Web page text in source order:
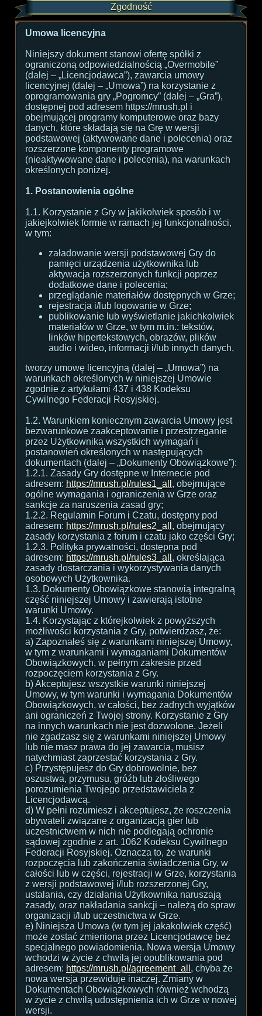
Zgodność
Umowa licencyjna
Niniejszy dokument stanowi ofertę spółki z
ograniczoną odpowiedzialnością „Overmobile”
(dalej – „Licencjodawca”), zawarcia umowy
licencyjnej (dalej – „Umowa”) na korzystanie z
oprogramowania gry „Pogromcy” (dalej – „Gra”),
dostępnej pod adresem https://mrush.pl i
obejmującej programy komputerowe oraz bazy
danych, które składają się na Grę w wersji
podstawowej (aktywowane dane i polecenia) oraz
rozszerzone komponenty programowe
(nieaktywowane dane i polecenia), na warunkach
określonych poniżej.
1. Postanowienia ogólne
1.1. Korzystanie z Gry w jakikolwiek sposób i w
jakiejkolwiek formie w ramach jej funkcjonalności,
w tym:
załadowanie wersji podstawowej Gry do
pamięci urządzenia użytkownika lub
aktywacja rozszerzonych funkcji poprzez
dodatkowe dane i polecenia;
przeglądanie materiałów dostępnych w Grze;
rejestracja i/lub logowanie w Grze;
publikowanie lub wyświetlanie jakichkolwiek
materiałów w Grze, w tym m.in.: tekstów,
linków hipertekstowych, obrazów, plików
audio i wideo, informacji i/lub innych danych,
tworzy umowę licencyjną (dalej – „Umowa”) na
warunkach określonych w niniejszej Umowie
zgodnie z artykułami 437 i 438 Kodeksu
Cywilnego Federacji Rosyjskiej.
1.2. Warunkiem koniecznym zawarcia Umowy jest
bezwarunkowe zaakceptowanie i przestrzeganie
przez Użytkownika wszystkich wymagań i
postanowień określonych w następujących
dokumentach (dalej – „Dokumenty Obowiązkowe”):
1.2.1. Zasady Gry dostępne w Internecie pod
adresem: https://mrush.pl/rules1_all , obejmujące
ogólne wymagania i ograniczenia w Grze oraz
sankcje za naruszenia zasad gry;
1.2.2. Regulamin Forum i Czatu, dostępny pod
adresem: https://mrush.pl/rules2_all , obejmujący
zasady korzystania z forum i czatu jako części Gry;
1.2.3. Polityka prywatności, dostępna pod
adresem: https://mrush.pl/rules3_all , określająca
zasady dostarczania i wykorzystywania danych
osobowych Użytkownika.
1.3. Dokumenty Obowiązkowe stanowią integralną
część niniejszej Umowy i zawierają istotne
warunki Umowy.
1.4. Korzystając z którejkolwiek z powyższych
możliwości korzystania z Gry, potwierdzasz, że:
a) Zapoznałeś się z warunkami niniejszej Umowy,
w tym z warunkami i wymaganiami Dokumentów
Obowiązkowych, w pełnym zakresie przed
rozpoczęciem korzystania z Gry.
b) Akceptujesz wszystkie warunki niniejszej
Umowy, w tym warunki i wymagania Dokumentów
Obowiązkowych, w całości, bez żadnych wyjątków
ani ograniczeń z Twojej strony. Korzystanie z Gry
na innych warunkach nie jest dozwolone. Jeżeli
nie zgadzasz się z warunkami niniejszej Umowy
lub nie masz prawa do jej zawarcia, musisz
natychmiast zaprzestać korzystania z Gry.
c) Przystępujesz do Gry dobrowolnie, bez
oszustwa, przymusu, gróźb lub złośliwego
porozumienia Twojego przedstawiciela z
Licencjodawcą.
d) W pełni rozumiesz i akceptujesz, że roszczenia
obywateli związane z organizacją gier lub
uczestnictwem w nich nie podlegają ochronie
sądowej zgodnie z art. 1062 Kodeksu Cywilnego
Federacji Rosyjskiej. Oznacza to, że warunki
rozpoczęcia lub zakończenia świadczenia Gry, w
całości lub w części, rejestracji w Grze, korzystania
z wersji podstawowej i/lub rozszerzonej Gry,
ustalania, czy działania Użytkownika naruszają
zasady, oraz nakładania sankcji – należą do spraw
organizacji i/lub uczestnictwa w Grze.
e) Niniejsza Umowa (w tym jej jakakolwiek część)
może zostać zmieniona przez Licencjodawcę bez
specjalnego powiadomienia. Nowa wersja Umowy
wchodzi w życie z chwilą jej opublikowania pod
adresem: https://mrush.pl/agreement_all , chyba że
nowa wersja przewiduje inaczej. Zmiany w
Dokumentach Obowiązkowych również wchodzą
w życie z chwilą udostępnienia ich w Grze w nowej
wersji.